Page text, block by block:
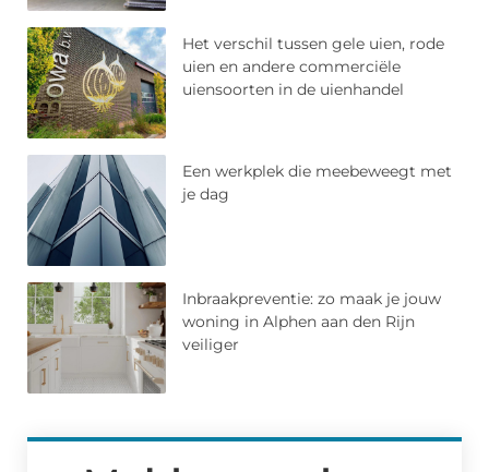
Het verschil tussen gele uien, rode
uien en andere commerciële
uiensoorten in de uienhandel
Een werkplek die meebeweegt met
je dag
Inbraakpreventie: zo maak je jouw
woning in Alphen aan den Rijn
veiliger